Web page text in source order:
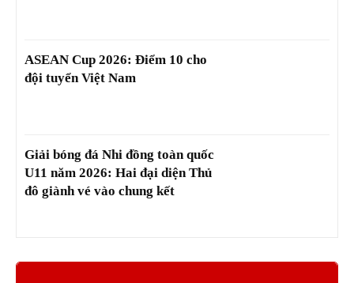
ASEAN Cup 2026: Điểm 10 cho
đội tuyển Việt Nam
Giải bóng đá Nhi đồng toàn quốc
U11 năm 2026: Hai đại diện Thủ
đô giành vé vào chung kết